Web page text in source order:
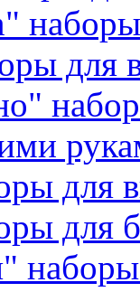
для
для
для